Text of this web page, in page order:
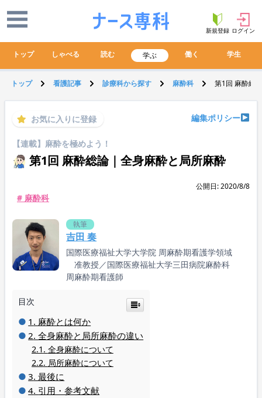
新規登録 ログイン
トップ しゃべる 読む 学ぶ 働く 学生
トップ 看護記事 診療科から探す 麻酔科 第1回 麻酔総
お気に入りに登録 編集ポリシー
【連載】麻酔を極めよう！
第1回 麻酔総論｜全身麻酔と局所麻酔
公開日: 2020/8/8
# 麻酔科
執筆
吉田 奏
国際医療福祉大学大学院 周麻酔期看護学領域
准教授／国際医療福祉大学三田病院麻酔科
周麻酔期看護師
目次
麻酔とは何か
全身麻酔と局所麻酔の違い
全身麻酔について
局所麻酔について
最後に
引用・参考文献